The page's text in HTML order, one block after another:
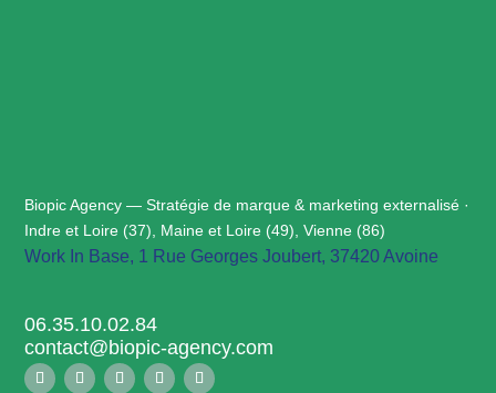
Biopic Agency — Stratégie de marque & marketing externalisé ·
Indre et Loire (37), Maine et Loire (49), Vienne (86)
Work In Base, 1 Rue Georges Joubert, 37420 Avoine
06.35.10.02.84
contact@biopic-agency.com